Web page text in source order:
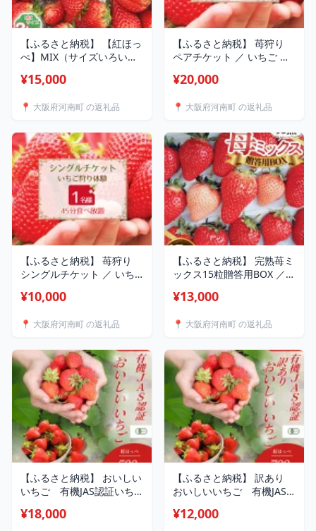
【ふるさと納税】 【紅ほっ
ぺ】MIX（サイズいろい
イチゴ 果物 フルーツ 送料
¥15,000
📍 大阪府河南町 の返礼品
【ふるさと納税】 苺狩り
ペアチケット ／ いちご イ
星の煌めき おいCベリー 宝
料無料 大阪府 No.395
¥20,000
📍 大阪府河南町 の返礼品
【ふるさと納税】 苺狩り
シングルチケット ／ いち
っぺ 星の煌めき おいCベリ
券 送料無料 大阪府 No.394
¥10,000
📍 大阪府河南町 の返礼品
【ふるさと納税】 完熟苺ミ
ックス15粒贈答用BOX ／
ス 15粒 贈答用 BOX フルー
レゼント 詰め合わせ 高級
料 大阪府 No.399
¥13,000
📍 大阪府河南町 の返礼品
【ふるさと納税】 おいしい
いちご 有機JAS認証いち
フルーツ 完熟いちご 有機
¥18,000
【ふるさと納税】 訳あり
おいしいいちご 有機JAS
／ 苺 果物 フルーツ 完熟い
¥12,000